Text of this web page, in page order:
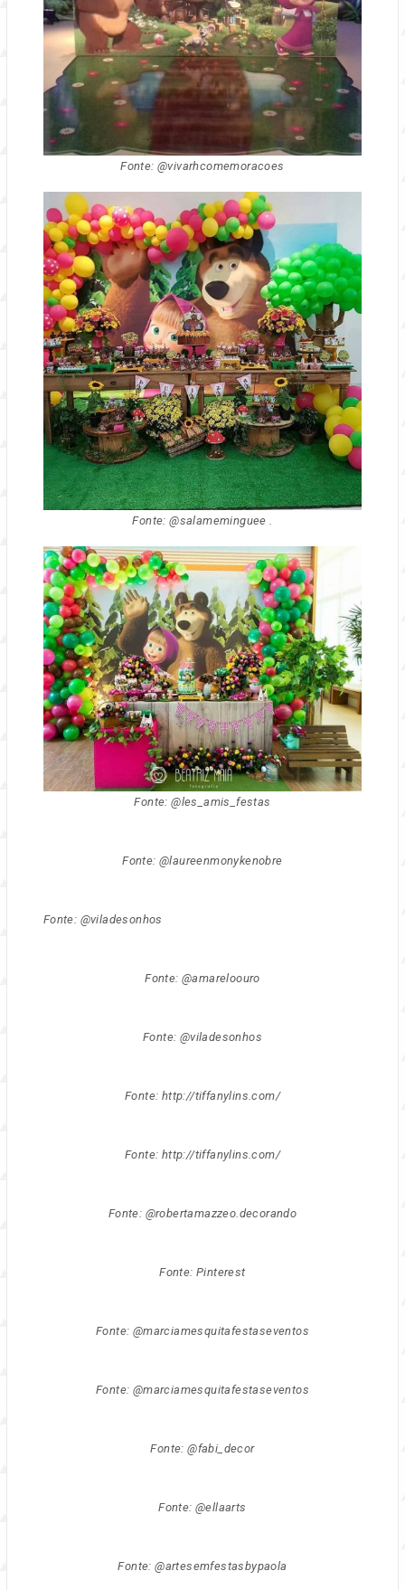
Fonte: @vivarhcomemoracoes
Fonte: @salameminguee .
Fonte: @les_amis_festas
Fonte: @laureenmonykenobre
Fonte: @viladesonhos
Fonte: @amareloouro
Fonte: @viladesonhos
Fonte: http://tiffanylins.com/
Fonte: http://tiffanylins.com/
Fonte: @robertamazzeo.decorando
Fonte: Pinterest
Fonte: @marciamesquitafestaseventos
Fonte: @marciamesquitafestaseventos
Fonte: @fabi_decor
Fonte: @ellaarts
Fonte: @artesemfestasbypaola